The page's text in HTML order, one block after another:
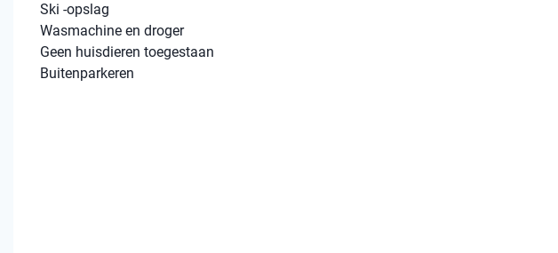
Ski -opslag
Wasmachine en droger
Geen huisdieren toegestaan
Buitenparkeren